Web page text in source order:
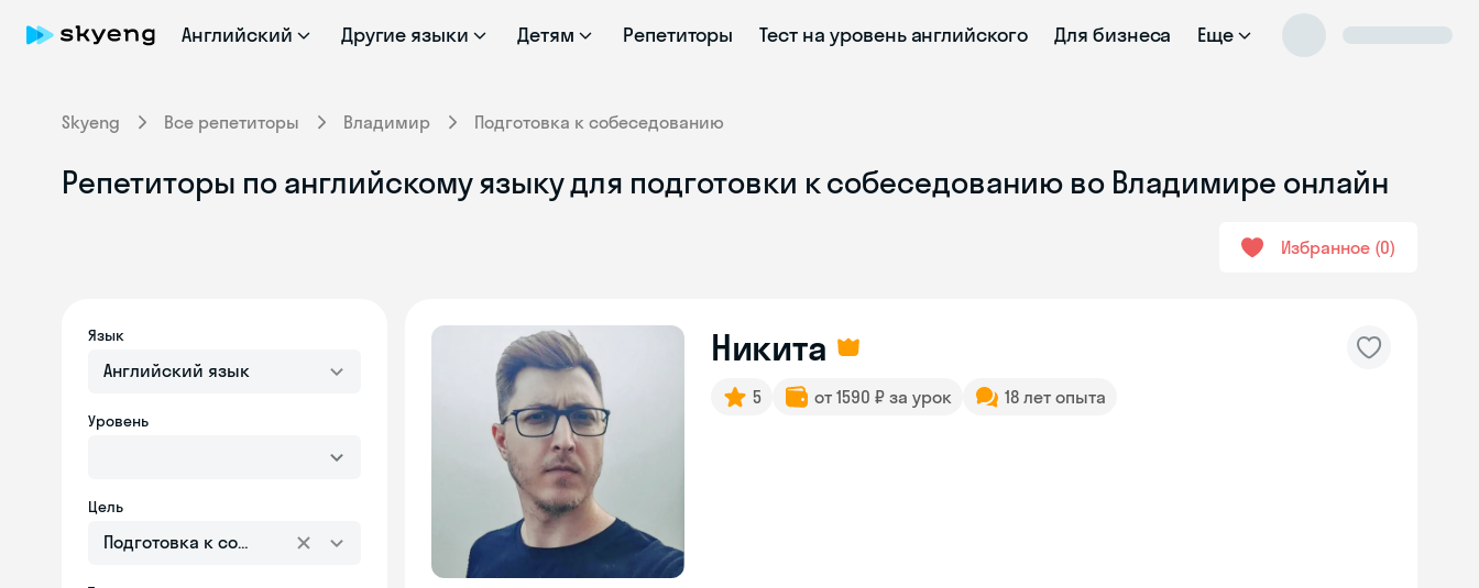
Английский Другие языки Детям Репетиторы Тест на уровень английского Для бизнеса Еще
Skyeng Все репетиторы Владимир Подготовка к собеседованию
Репетиторы по английскому языку для подготовки к собеседованию во Владимире онлайн
Избранное 0
Язык
Английский язык
Уровень
Цель
Подготовка к собеседованию
Никита
5 от 1590 ₽ за урок 18 лет опыта